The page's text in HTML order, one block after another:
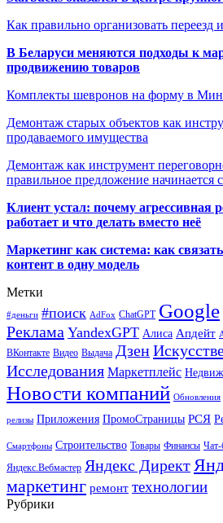
Как правильно организовать переезд
В Беларуси меняются подходы к
продвижению товаров
Комплекты шевронов на форму в
Демонтаж старых объектов как
продаваемого имущества
Демонтаж как инструмент
правильное предложение начинается
Клиент устал: почему агрессивная
работает и что делать вместо неё
Маркетинг как система: как
контент в одну модель
Метки
#деньги #поиск AdFox ChatGPT Google
Реклама YandexGPT Алиса Апдейт
ВКонтакте Видео Выдача Дзен
Исследования Маркетплейс
Новости компаний Обновления
релизы Приложения ПромоСтраницы РСЯ
Смартфоны Строительство Товары Финансы
Яндекс.Вебмастер Яндекс Директ
маркетинг ремонт технологии
Рубрики